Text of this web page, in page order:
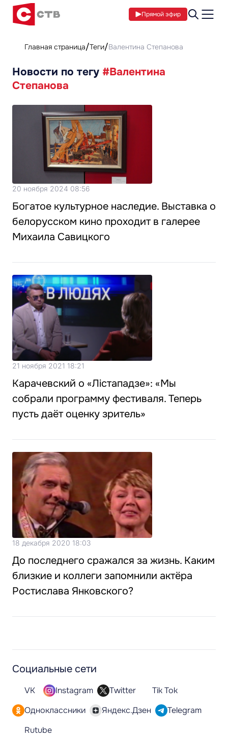
Прямой эфир
Главная страница Теги Валентина Степанова
Новости по тегу #Валентина
Степанова
20 ноября 2024 08:56
Богатое культурное наследие. Выставка о
белорусском кино проходит в галерее
Михаила Савицкого
21 ноября 2021 18:21
Карачевский о «Лiстападзе»: «Мы
собрали программу фестиваля. Теперь
пусть даёт оценку зритель»
18 декабря 2020 18:03
До последнего сражался за жизнь. Каким
близкие и коллеги запомнили актёра
Ростислава Янковского?
Социальные сети
VK Instagram Twitter
Tik Tok
Одноклассники
Яндекс.Дзен
Telegram
Rutube